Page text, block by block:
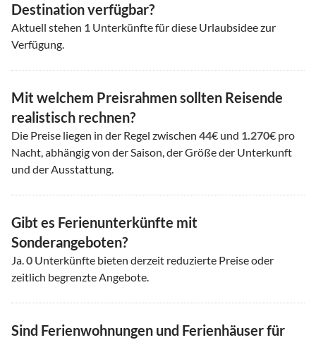
Destination verfügbar?
Aktuell stehen 1 Unterkünfte für diese Urlaubsidee zur
Verfügung.
Mit welchem Preisrahmen sollten Reisende
realistisch rechnen?
Die Preise liegen in der Regel zwischen 44€ und 1.270€ pro
Nacht, abhängig von der Saison, der Größe der Unterkunft
und der Ausstattung.
Gibt es Ferienunterkünfte mit
Sonderangeboten?
Ja.0 Unterkünfte bieten derzeit reduzierte Preise oder
zeitlich begrenzte Angebote.
Sind Ferienwohnungen und Ferienhäuser für